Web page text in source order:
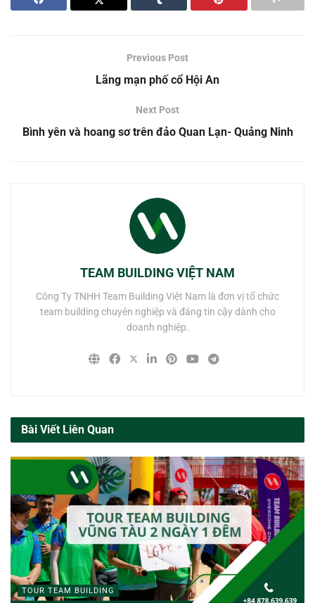
Previous Post
Lãng mạn phố cổ Hội An
Next Post
Bình yên và hoang sơ trên đảo Quan Lạn- Quảng Ninh
TEAM BUILDING VIỆT NAM
Công Ty TNHH Team Building Việt Nam là đơn vị tổ chức
team building chuyên nghiệp và đáng tin cậy dành cho
doanh nghiệp.
Bài Viết Liên Quan
TOUR TEAM BUILDING